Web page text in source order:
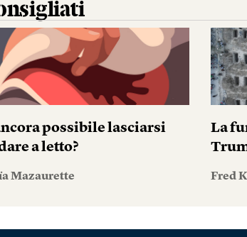
possibile lasciarsi
a letto?
Mazaurette
La
Fred